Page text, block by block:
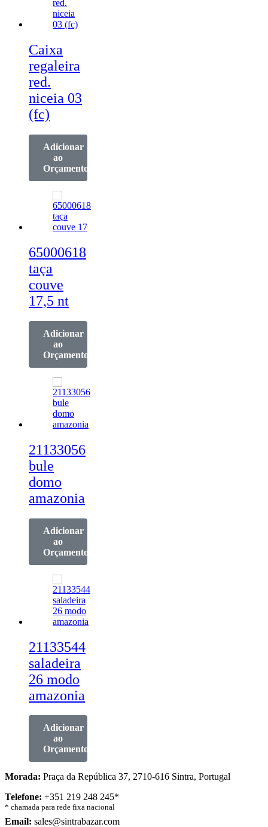
Caixa
regaleira
red.
niceia 03
(fc)
Adicionar
ao
Orçamento
65000618
taça
couve
17,5 nt
Adicionar
ao
Orçamento
21133056
bule
domo
amazonia
Adicionar
ao
Orçamento
21133544
saladeira
26 modo
amazonia
Adicionar
ao
Orçamento
Morada: Praça da República 37, 2710-616 Sintra, Portugal
Telefone: +351 219 248 245*
* chamada para rede fixa nacional
Email: sales@sintrabazar.com